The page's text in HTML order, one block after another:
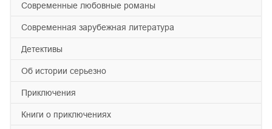
современные любовные романы
современная зарубежная литература
детективы
об истории серьезно
приключения
книги о приключениях